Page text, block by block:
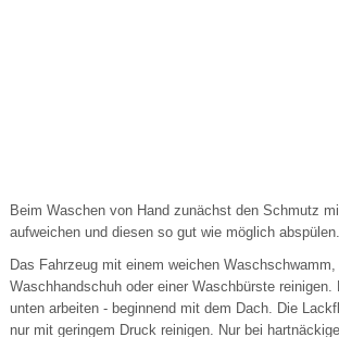
Beim Waschen von Hand zunächst den Schmutz
aufweichen und diesen so gut wie möglich abspülen.
Das Fahrzeug mit einem weichen Waschschwamm,
Waschhandschuh oder einer Waschbürste reinigen.
unten arbeiten - beginnend mit dem Dach. Die
nur mit geringem Druck reinigen. Nur bei